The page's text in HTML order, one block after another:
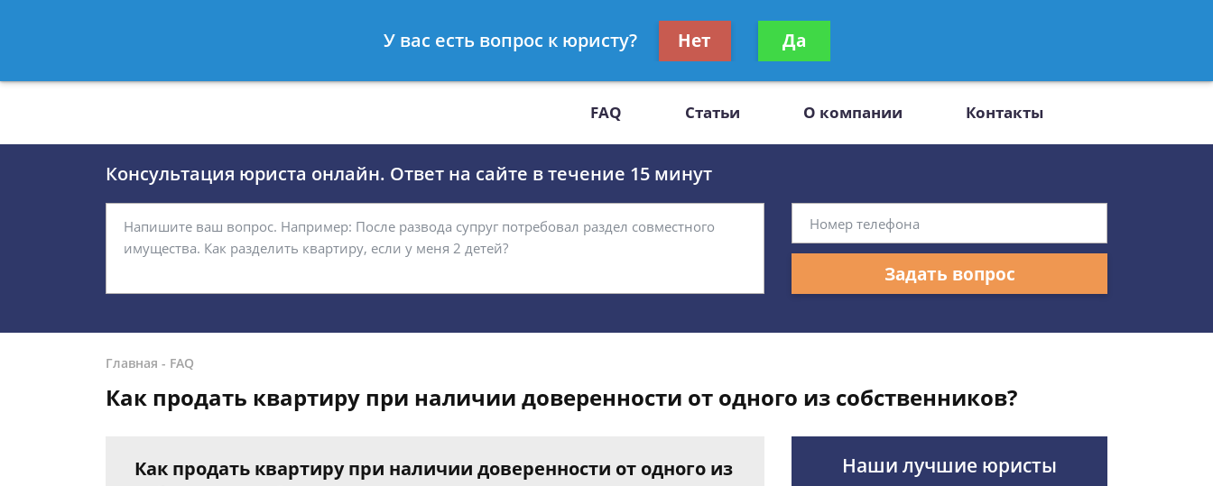
8 812 509-27-47
Получите консультацию
бесплатно
FAQ Статьи О компании Контакты
Консультация юриста онлайн. Ответ на сайте в течение 15 минут
Задать вопрос
Главная - FAQ
Как продать квартиру при наличии доверенности от одного из собственников?
Как продать квартиру при наличии доверенности от одного из
Наши лучшие юристы
У вас есть вопрос к юристу? Нет Да